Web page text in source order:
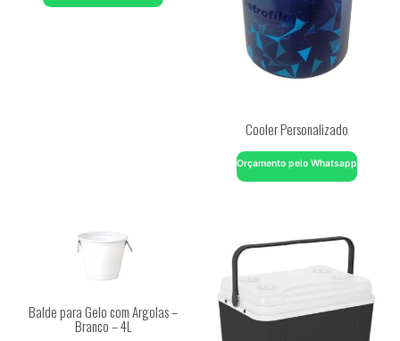
Cooler Personalizado
Orçamento pelo Whatsapp
Balde para Gelo com Argolas –
Branco – 4L